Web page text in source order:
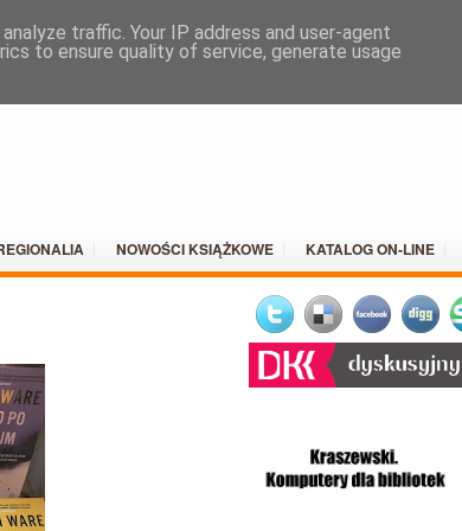
NOWOŚCI KSIĄŻKOWE KATALOG ON-LINE
traffic. Your IP address and user-agent
to ensure quality of service, generate usage